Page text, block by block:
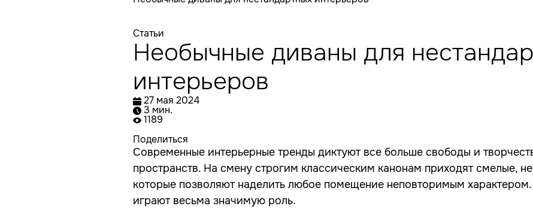
Статьи
Необычные диваны для
интерьеров
27 мая 2024
3 мин.
1189
Поделиться
Современные интерьерные тренды диктуют все больше свободы и
пространств. На смену строгим классическим канонам приходят смелые,
которые позволяют наделить любое помещение неповторимым
играют весьма значимую роль.